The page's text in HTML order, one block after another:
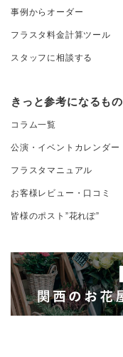
事例からオーダー
フラスタ料金計算ツール
スタッフに相談する
きっと参考になるもの
コラム一覧
公演・イベントカレンダー
フラスタマニュアル
お客様レビュー・口コミ
皆様のポスト”花れぽ”